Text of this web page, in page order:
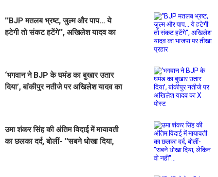
''BJP मतलब भ्रष्ट, जुल्म और पाप... ये
हटेगी तो संकट हटेंगे'', अखिलेश यादव का
‘भगवान ने BJP के घमंड का बुखार उतार
दिया’, बांकीपुर नतीजे पर अखिलेश यादव का
उमा शंकर सिंह की अंतिम विदाई में मायावती
का छलका दर्द, बोलीं- ''सबने धोखा दिया,